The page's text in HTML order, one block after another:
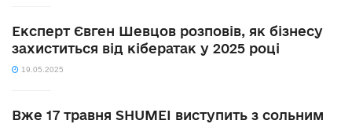
Експерт Євген Шевцов розповів, як бізнесу
захиститься від кібератак у 2025 році
19.05.2025
Вже 17 травня SHUMEI виступить з сольним